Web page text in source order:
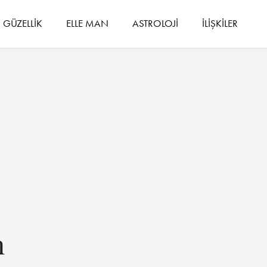
GÜZELLİK ELLE MAN ASTROLOJİ İLİŞKİLER